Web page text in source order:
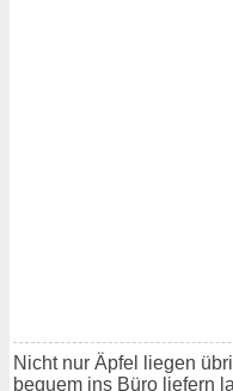
Nicht nur Äpfel liegen
bequem ins Büro liefern